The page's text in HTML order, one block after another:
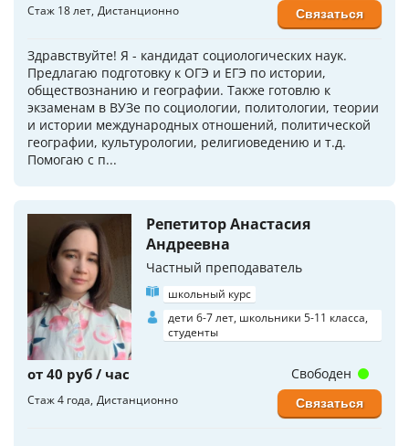
Стаж 18 лет Дистанционно
Здравствуйте! Я - кандидат социологических наук.
Предлагаю подготовку к ОГЭ и ЕГЭ по истории,
обществознанию и географии. Также готовлю к
экзаменам в ВУЗе по социологии, политологии, теории
и истории международных отношений, политической
географии, культурологии, религиоведению и т.д.
Помогаю с п...
Связаться
Репетитор Анастасия
Андреевна
Частный преподаватель
школьный курс
дети 6-7 лет, школьники 5-11 класса,
студенты
от 40 руб / час
Стаж 4 года Дистанционно
Свободен
Связаться